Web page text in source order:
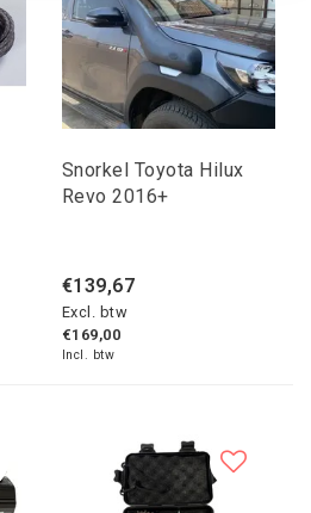
Snorkel Toyota Hilux
Revo 2016+
€139,67
Excl. btw
€169,00
Incl. btw